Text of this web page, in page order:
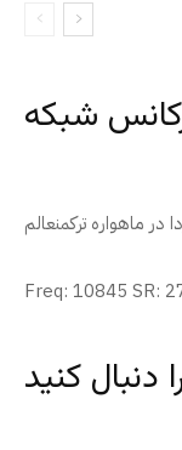
شبکه
Freq: 10845 SR:
دنبال کنید